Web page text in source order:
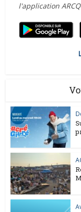
l'application ARCQ